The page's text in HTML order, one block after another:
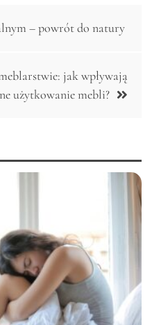
– powrót do natury
jak wpływają
użytkowanie mebli?